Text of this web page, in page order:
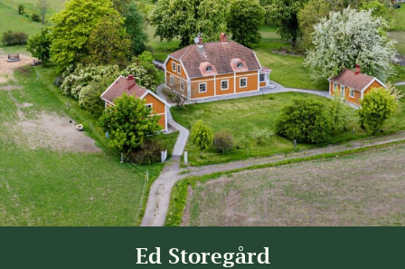
Ed Storegård